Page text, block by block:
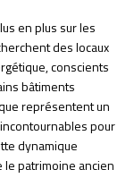
en plus sur les
des locaux
conscients
bâtiments
représentent un
pour
dynamique
patrimoine ancien